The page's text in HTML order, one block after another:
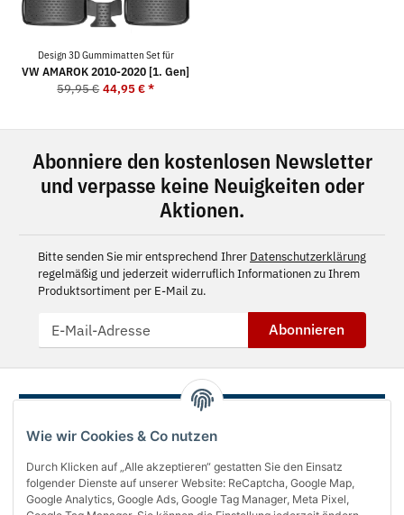
Wie wir Cookies & Co nutzen
Durch Klicken auf „Alle akzeptieren“ gestatten Sie den Einsatz
folgender Dienste auf unserer Website: ReCaptcha, Google Map,
Google Analytics, Google Ads, Google Tag Manager, Meta Pixel,
Design 3D Gummimatten Set für
VW AMAROK 2010-2020 [1. Gen]
59,95 € 44,95 €*
Abonniere den kostenlosen Newsletter
und verpasse keine Neuigkeiten oder
Aktionen.
Bitte senden Sie mir entsprechend Ihrer Datenschutzerklärung
regelmäßig und jederzeit widerruflich Informationen zu Ihrem
Produktsortiment per E-Mail zu.
Abonnieren